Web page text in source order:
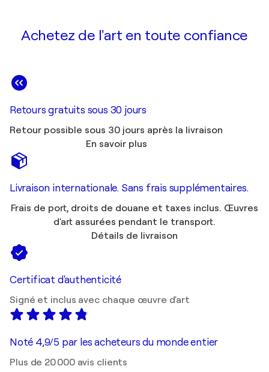
Achetez de l'art en toute confiance
Retours gratuits sous 30 jours
Retour possible sous 30 jours après la livraison
En savoir plus
Livraison internationale. Sans frais supplémentaires.
Frais de port, droits de douane et taxes inclus. Œuvres
d'art assurées pendant le transport.
Détails de livraison
Certificat d'authenticité
Signé et inclus avec chaque œuvre d'art
Noté 4,9/5 par les acheteurs du monde entier
Plus de 20 000 avis clients